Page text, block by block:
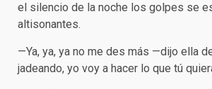
el silencio de la noche los golpes se
altisonantes.
—Ya, ya, ya no me des más —dijo ella
jadeando, yo voy a hacer lo que tú